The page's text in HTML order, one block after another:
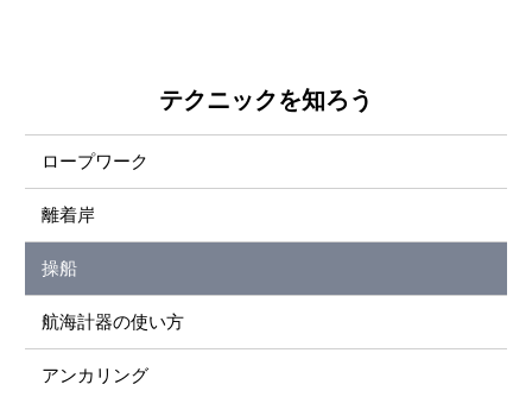
テクニックを知ろう
ロープワーク
離着岸
操船
航海計器の使い方
アンカリング